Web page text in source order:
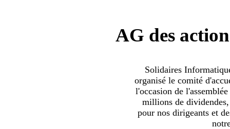
AG des
Solidaires
organisé le comité
l'occasion de
millions de
pour nos dirigeants et